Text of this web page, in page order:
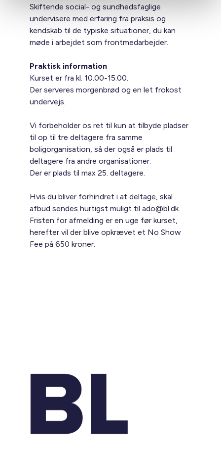
Skiftende social- og sundhedsfaglige
undervisere med erfaring fra praksis og
kendskab til de typiske situationer, du kan
møde i arbejdet som frontmedarbejder.
Praktisk information
Kurset er fra kl. 10.00-15.00.
Der serveres morgenbrød og en let frokost
undervejs.
Vi forbeholder os ret til kun at tilbyde pladser
til op til tre deltagere fra samme
boligorganisation, så der også er plads til
deltagere fra andre organisationer.
Der er plads til max 25. deltagere.
Hvis du bliver forhindret i at deltage, skal
afbud sendes hurtigst muligt til ado@bl.dk.
Fristen for afmelding er en uge før kurset,
herefter vil der blive opkrævet et No Show
Fee på 650 kroner.